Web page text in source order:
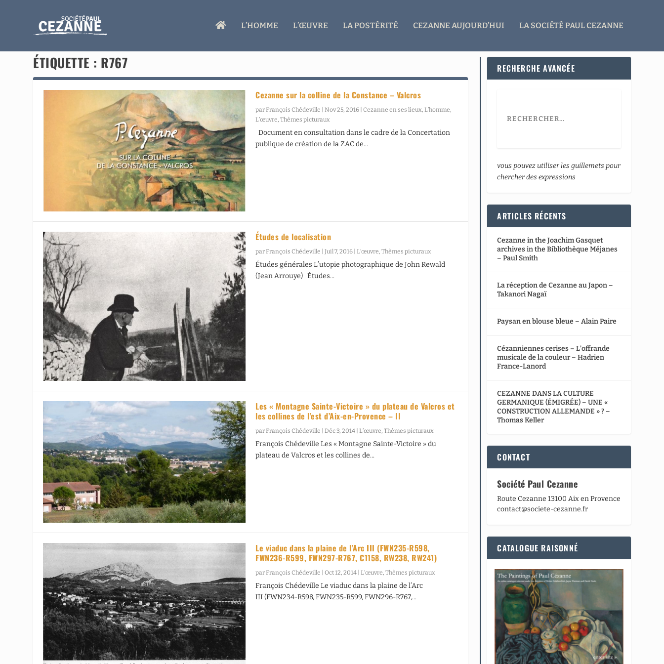
A
L’HOMME L’ŒUVRE LA POSTÉRITÉ CEZANNE AUJOURD’HUI LA SOCIÉTÉ PAUL CEZANNE
ÉTIQUETTE : R767
Cezanne sur la colline de la Constance – Valcros
parFrançois Chédeville |Nov 25, 2016 |Cezanne en ses lieux,L’homme,
L’œuvre,Thèmes picturaux
Document en consultation dans le cadre de la Concertation
publique de création de la ZAC de...
Études de localisation
parFrançois Chédeville |Juil 7, 2016 |L’œuvre,Thèmes picturaux
Études générales L’utopie photographique de John Rewald
(Jean Arrouye) Études...
Les « Montagne Sainte-Victoire » du plateau de Valcros et
les collines de l’est d’Aix-en-Provence – II
parFrançois Chédeville |Déc 3, 2014 |L’œuvre,Thèmes picturaux
François Chédeville Les « Montagne Sainte-Victoire » du
plateau de Valcros et les collines de...
Le viaduc dans la plaine de l’Arc III (FWN235-R598,
FWN236-R599, FWN297-R767, C1158, RW238, RW241)
parFrançois Chédeville |Oct 12, 2014 |L’œuvre,Thèmes picturaux
François Chédeville Le viaduc dans la plaine de l’Arc
III (FWN234-R598, FWN235-R599, FWN296-R767,...
RECHERCHE AVANCÉE
vous pouvez utiliser les guillemets pour
chercher des expressions
ARTICLES RÉCENTS
Cezanne in the Joachim Gasquet
archives in the Bibliothèque Méjanes
– Paul Smith
La réception de Cezanne au Japon –
Takanori Nagaï
Paysan en blouse bleue – Alain Paire
Cézanniennes cerises – L’offrande
musicale de la couleur – Hadrien
France-Lanord
CEZANNE DANS LA CULTURE
GERMANIQUE (ÉMIGRÉE) – UNE «
CONSTRUCTION ALLEMANDE » ? –
Thomas Keller
CONTACT
Société Paul Cezanne
Route Cezanne 13100 Aix en Provence
contact@societe-cezanne.fr
CATALOGUE RAISONNÉ